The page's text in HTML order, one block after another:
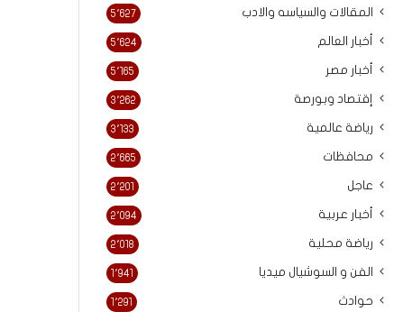
المقالات والسياسه والادب 5٬627
أخبار العالم 5٬624
أخبار مصر 5٬165
إقتصاد وبورصة 3٬262
رياضة عالمية 3٬133
محافظات 2٬665
عاجل 2٬201
أخبار عربية 2٬094
رياضة محلية 2٬018
الفن و السوشيال ميديا 1٬941
حوادث 1٬291